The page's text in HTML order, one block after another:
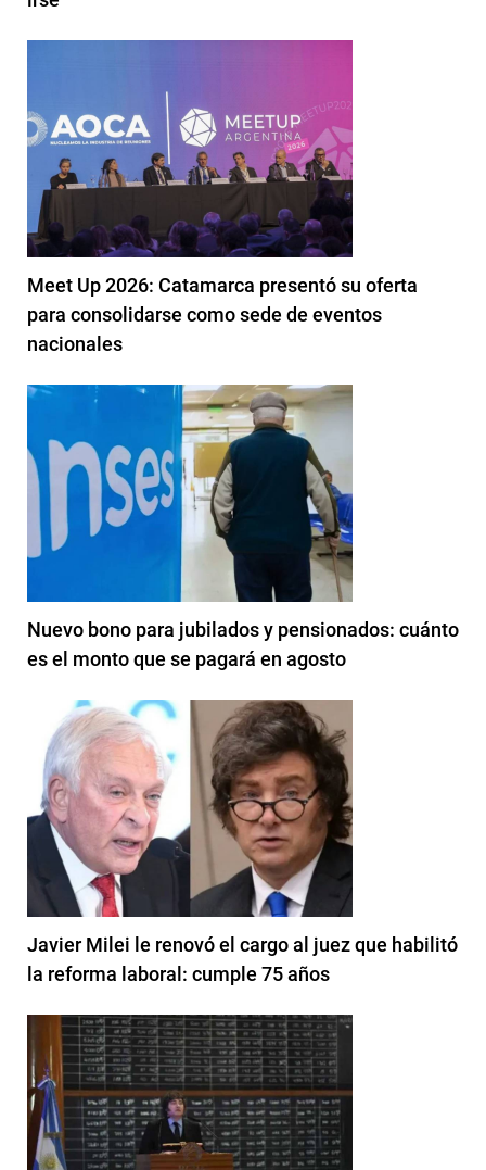
Meet Up 2026: Catamarca presentó su oferta
para consolidarse como sede de eventos
nacionales
Nuevo bono para jubilados y pensionados: cuánto
es el monto que se pagará en agosto
Javier Milei le renovó el cargo al juez que habilitó
la reforma laboral: cumple 75 años